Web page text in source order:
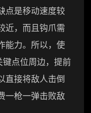
点是移动速度较
近，而且钩爪需
能力。所以，使
键点位周边，提前
直接将敌人击倒
一枪一弹击败敌